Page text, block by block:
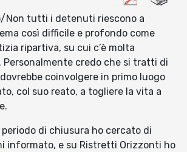
Non tutti i detenuti riescono a
così difficile e profondo come
ripartiva, su cui c’è molta
Personalmente credo che si tratti di
coinvolgere in primo luogo
col suo reato, a togliere la vita a
di chiusura ho cercato di
informato, e su Ristretti Orizzonti ho